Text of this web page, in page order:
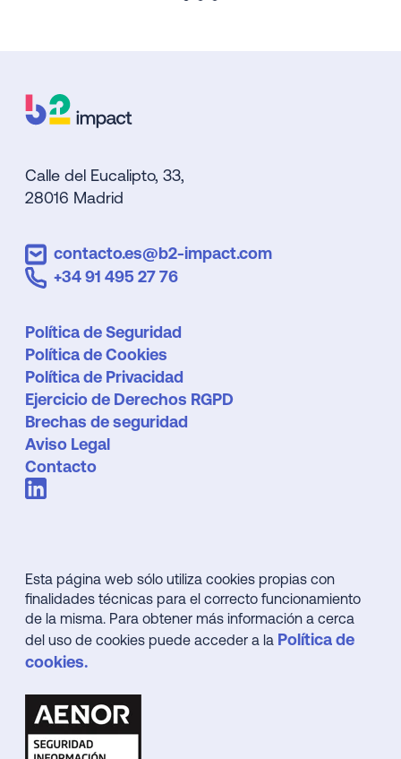
Calle del Eucalipto, 33,
28016 Madrid
contacto.es@b2-impact.com
+34 91 495 27 76
Política de Seguridad
Política de Cookies
Política de Privacidad
Ejercicio de Derechos RGPD
Brechas de seguridad
Aviso Legal
Contacto
Esta página web sólo utiliza cookies propias con
finalidades técnicas para el correcto funcionamiento
de la misma. Para obtener más información a cerca
del uso de cookies puede acceder a la Política de
cookies.